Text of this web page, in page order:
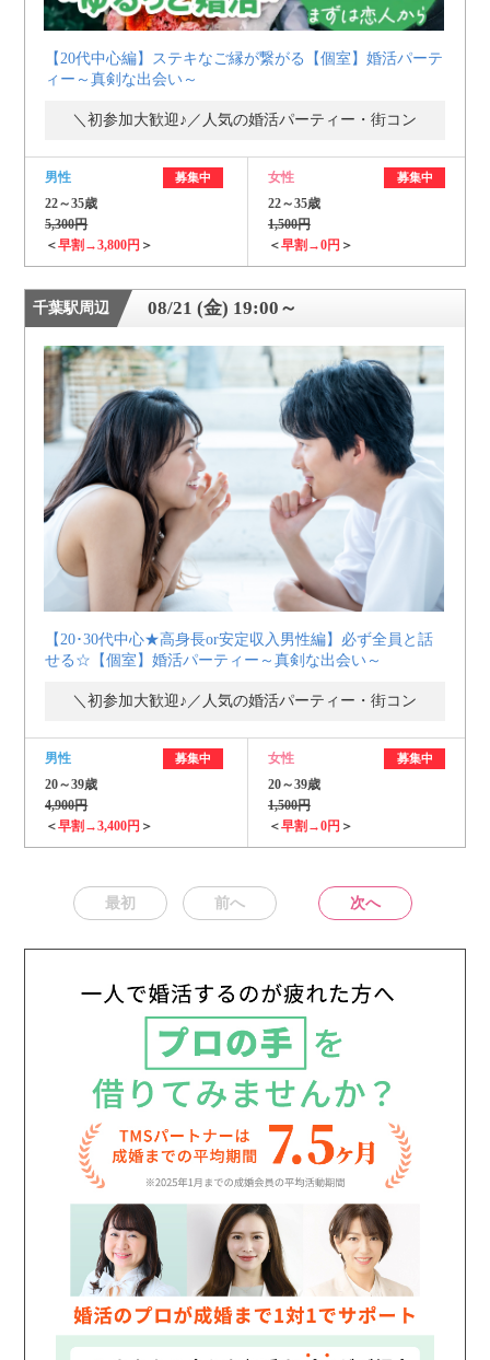
【20代中心編】ステキなご縁が繋がる【個室】婚活パーテ
ィー～真剣な出会い～
＼初参加大歓迎♪／人気の婚活パーティー・街コン
男性 募集中
22～35歳
5,300円
＜早割→3,800円 ＞
女性 募集中
22～35歳
1,500円
＜早割→0円 ＞
千葉駅周辺 08/21 (金) 19:00～
【20･30代中心★高身長or安定収入男性編】必ず全員と話
せる☆【個室】婚活パーティー～真剣な出会い～
＼初参加大歓迎♪／人気の婚活パーティー・街コン
男性 募集中
20～39歳
4,900円
＜早割→3,400円 ＞
女性 募集中
20～39歳
1,500円
＜早割→0円 ＞
最初 前へ 次へ